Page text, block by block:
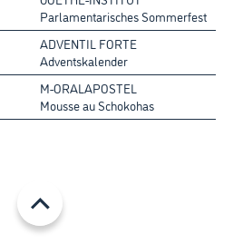
Parlamentarisches Sommerfest
ADVENTIL FORTE
Adventskalender
M-ORALAPOSTEL
Mousse au Schokohas